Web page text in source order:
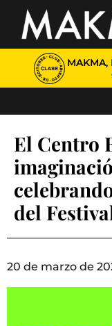
El Centro
del
20 de marzo de